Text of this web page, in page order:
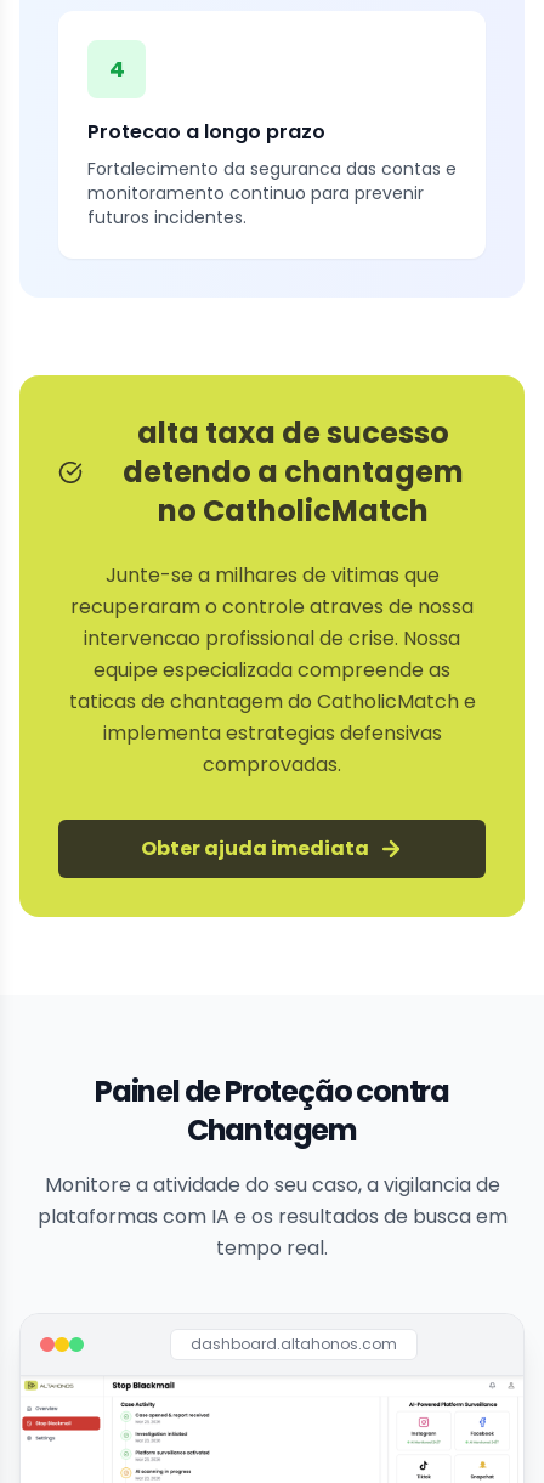
4
Protecao a longo prazo
Fortalecimento da seguranca das contas e
monitoramento continuo para prevenir
futuros incidentes.
alta taxa de sucesso
detendo a chantagem
no CatholicMatch
Junte-se a milhares de vitimas que
recuperaram o controle atraves de nossa
intervencao profissional de crise. Nossa
equipe especializada compreende as
taticas de chantagem do CatholicMatch e
implementa estrategias defensivas
comprovadas.
Obter ajuda imediata
Painel de Proteção contra
Chantagem
Monitore a atividade do seu caso, a vigilancia de
plataformas com IA e os resultados de busca em
tempo real.
dashboard.altahonos.com